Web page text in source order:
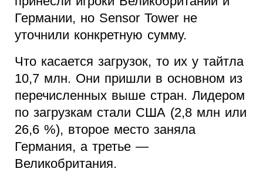
Германии, но Sensor Tower не
уточнили конкретную сумму.
Что касается загрузок, то их у тайтла
10,7 млн. Они пришли в основном из
перечисленных выше стран. Лидером
по загрузкам стали США (2,8 млн или
26,6 %), второе место заняла
Германия, а третье —
Великобритания.